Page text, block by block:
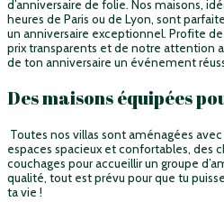
d’anniversaire de folie. Nos maisons,
heures de Paris ou de Lyon, sont
un anniversaire exceptionnel. Profite
prix transparents et de notre attention
de ton anniversaire un événement
Des maisons équipées
Toutes nos villas sont aménagées
espaces spacieux et confortables, des
couchages pour accueillir un groupe
qualité, tout est prévu pour que tu
ta vie !